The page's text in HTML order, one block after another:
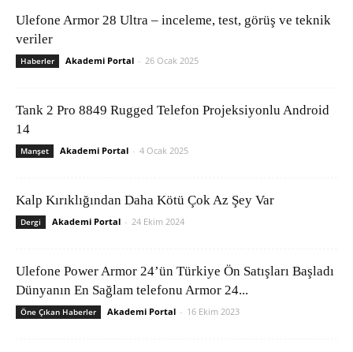
Ulefone Armor 28 Ultra – inceleme, test, görüş ve teknik
veriler
Haberler Akademi Portal - 26 Ocak 2025
Tank 2 Pro 8849 Rugged Telefon Projeksiyonlu Android
14
Manşet Akademi Portal - 4 Ocak 2025
Kalp Kırıklığından Daha Kötü Çok Az Şey Var
Dergi Akademi Portal - 24 Ekim 2024
Ulefone Power Armor 24’ün Türkiye Ön Satışları Başladı
Dünyanın En Sağlam telefonu Armor 24...
Öne Çıkan Haberler Akademi Portal - 16 Ekim 2023